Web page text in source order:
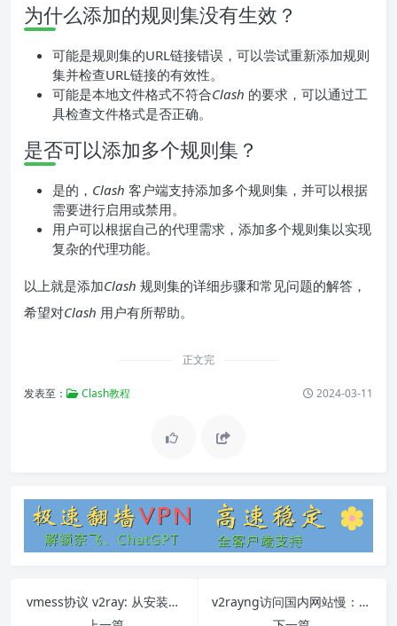
为什么添加的规则集没有生效？
可能是规则集的URL链接错误，可以尝试重新添加规则
集并检查URL链接的有效性。
可能是本地文件格式不符合Clash 的要求，可以通过工
具检查文件格式是否正确。
是否可以添加多个规则集？
是的， Clash 客户端支持添加多个规则集，并可以根据
需要进行启用或禁用。
用户可以根据自己的代理需求，添加多个规则集以实现
复杂的代理功能。
以上就是添加Clash 规则集的详细步骤和常见问题的解答，
希望对Clash 用户有所帮助。
正文完
发表至： Clash教程 2024-03-11
vmess协议 v2ray: 从安装到使用的全面指南
v2rayng访问国内网站慢：原因和解决方法